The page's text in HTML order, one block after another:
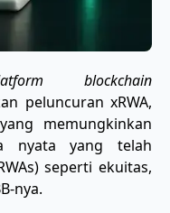
blockchain
peluncuran xRWA,
memungkinkan
nyata yang telah
seperti ekuitas,
nya.